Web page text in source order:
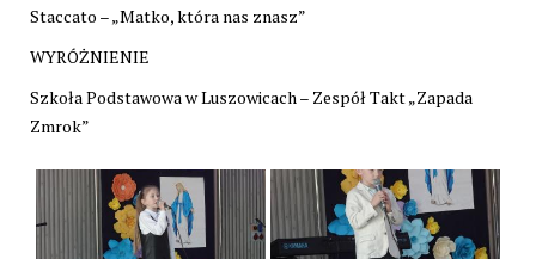
Staccato – „Matko, która nas znasz”
WYRÓŻNIENIE
Szkoła Podstawowa w Luszowicach – Zespół Takt „Zapada
Zmrok”